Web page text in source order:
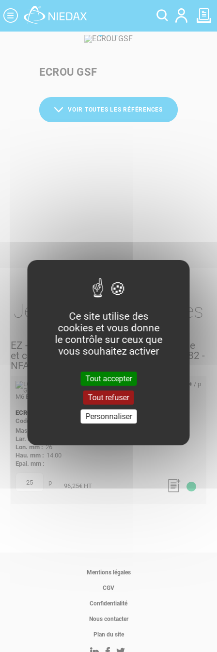
ECROU GSF
VOIR TOUTES LES RÉFÉRENCES
Je choisis mes articles
EZ - Acier zingué par dépôt électrolityque
et chromatation selon ISO 2081 -ISO 2082 -
NFA 91-472 -I ASTM B633 B633
ECROU GSF 0406 M6 EZ
26
14.00
-
quantité p
3,85 € / p
96,25€ HT
Mentions légales
CGV
Confidentialité
Nous contacter
Plan du site
Panneau de gestion des cookies
Ce site utilise des
cookies et vous donne
le contrôle sur ceux que
vous souhaitez activer
Tout accepter
Tout refuser
Personnaliser